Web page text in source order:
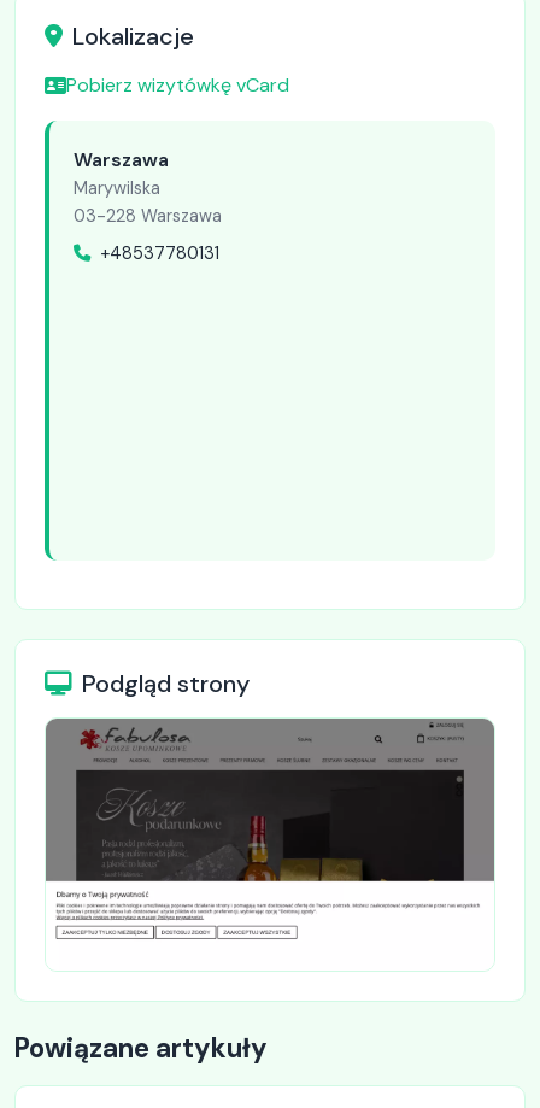
Lokalizacje
Pobierz wizytówkę vCard
Warszawa
Marywilska
03-228 Warszawa
+48537780131
Podgląd strony
Powiązane artykuły